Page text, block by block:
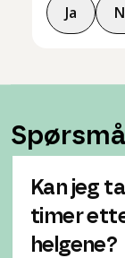
Ja
Kan jeg
timer
helgene?